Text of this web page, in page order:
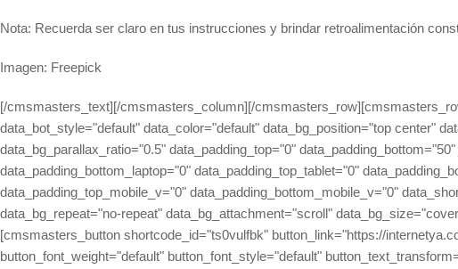
Nota: Recuerda ser claro en tus instrucciones y brindar retroalimentación
Imagen: Freepick
[/cmsmasters_text][/cmsmasters_column][/
data_bot_style="default" data_color="default" data_bg_position="top center"
data_bg_parallax_ratio="0.5" data_padding_top="0"
data_padding_bottom_laptop="0" data_padding_top_tablet="0"
data_padding_top_mobile_v="0" data_padding_bottom_mobile_v="0"
data_bg_repeat="no-repeat" data_bg_attachment="scroll"
[cmsmasters_button shortcode_id="ts0vulfbk" button_link="https://
button_font_weight="default" button_font_style="default"